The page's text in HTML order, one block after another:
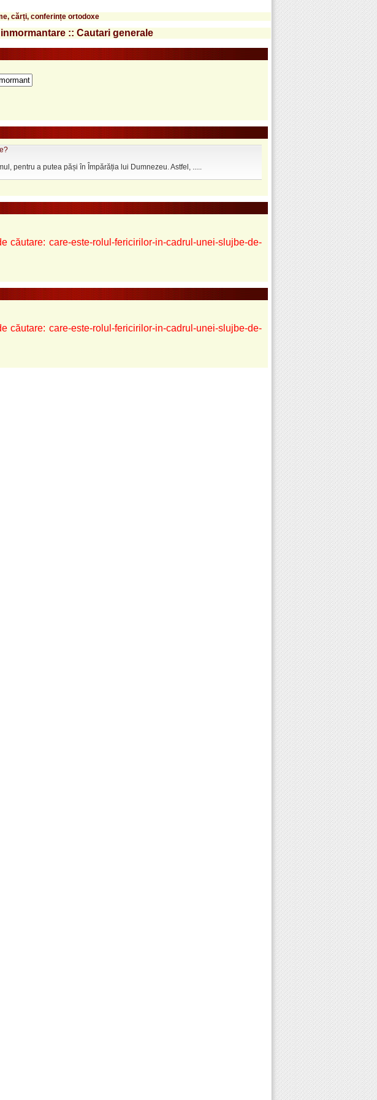
cărți, conferințe ortodoxe
:: Cautari generale
pentru a putea păși în Împărăția lui Dumnezeu. Astfel, .....
căutare: care-este-rolul-fericirilor-in-cadrul-unei-slujbe-de-
căutare: care-este-rolul-fericirilor-in-cadrul-unei-slujbe-de-